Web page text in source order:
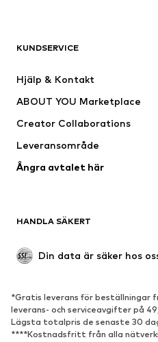
Jackor
Underkläder
Kostymer & kavajer
Badkläder
Tillfällen
Upcycling
Nytt
Boots & stövlar
Lågskor
SPORT
KUNDSERVICE
Hjälp & Kontakt
ABOUT YOU Marketplace
Creator Collaborations
Leveransområde
Ångra avtalet här
HANDLA SÄKERT
Din data är säker hos
*Gratis leverans för beställningar
leverans- och serviceavgifter på
Lägsta totalpris de senaste 30
****Kostnadsfritt från alla